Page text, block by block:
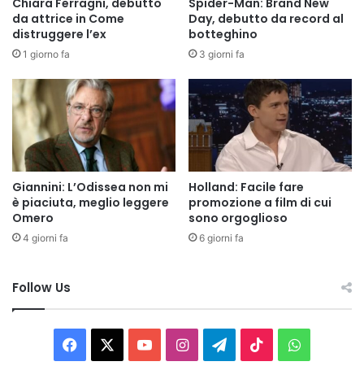
Chiara Ferragni, debutto
da attrice in Come
distruggere l’ex
1 giorno fa
Spider-Man: Brand New
Day, debutto da record al
botteghino
3 giorni fa
Giannini: L’Odissea non mi
è piaciuta, meglio leggere
Omero
4 giorni fa
Holland: Facile fare
promozione a film di cui
sono orgoglioso
6 giorni fa
Follow Us
Facebook You InstagramTelegram
TikTok